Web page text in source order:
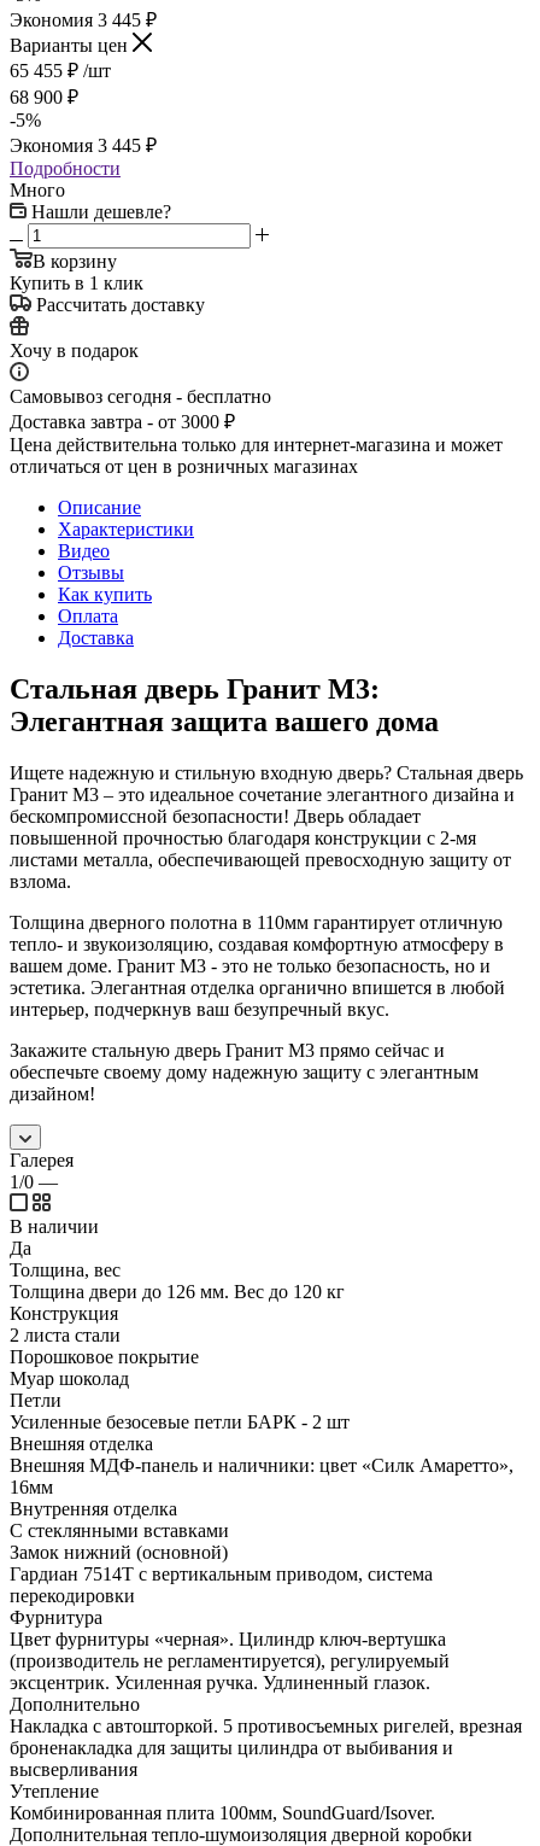
Экономия 3 445 ₽
Варианты цен
65 455 ₽ /шт
68 900 ₽
-5%
Экономия 3 445 ₽
Подробности
Много
Нашли дешевле?
В корзину
Купить в 1 клик
Рассчитать доставку
Хочу в подарок
Самовывоз сегодня - бесплатно
Доставка завтра - от 3000 ₽
Цена действительна только для интернет-магазина и может
отличаться от цен в розничных магазинах
Описание
Характеристики
Видео
Отзывы
Как купить
Оплата
Доставка
Стальная дверь Гранит М3:
Элегантная защита вашего дома
Ищете надежную и стильную входную дверь? Стальная дверь
Гранит М3 – это идеальное сочетание элегантного дизайна и
бескомпромиссной безопасности! Дверь обладает
повышенной прочностью благодаря конструкции с 2-мя
листами металла, обеспечивающей превосходную защиту от
взлома.
Толщина дверного полотна в 110мм гарантирует отличную
тепло- и звукоизоляцию, создавая комфортную атмосферу в
вашем доме. Гранит М3 - это не только безопасность, но и
эстетика. Элегантная отделка органично впишется в любой
интерьер, подчеркнув ваш безупречный вкус.
Закажите стальную дверь Гранит М3 прямо сейчас и
обеспечьте своему дому надежную защиту с элегантным
дизайном!
Галерея
1/0 —
В наличии
Да
Толщина, вес
Толщина двери до 126 мм. Вес до 120 кг
Конструкция
2 листа стали
Порошковое покрытие
Муар шоколад
Петли
Усиленные безосевые петли БАРК - 2 шт
Внешняя отделка
Внешняя МДФ-панель и наличники: цвет «Силк Амаретто»,
16мм
Внутренняя отделка
С стеклянными вставками
Замок нижний (основной)
Гардиан 7514Т с вертикальным приводом, система
перекодировки
Фурнитура
Цвет фурнитуры «черная». Цилиндр ключ-вертушка
(производитель не регламентируется), регулируемый
эксцентрик. Усиленная ручка. Удлиненный глазок.
Дополнительно
Накладка с автошторкой. 5 противосъемных ригелей, врезная
броненакладка для защиты цилиндра от выбивания и
высверливания
Утепление
Комбинированная плита 100мм, SoundGuard/Isover.
Дополнительная тепло-шумоизоляция дверной коробки